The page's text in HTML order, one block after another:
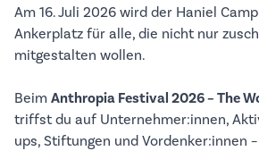
Am 16. Juli 2026 wird der Haniel
Ankerplatz für alle, die nicht nur
mitgestalten wollen.
Beim Anthropia Festival 2026 – The
triffst du auf Unternehmer:innen,
ups, Stiftungen und Vordenker:innen